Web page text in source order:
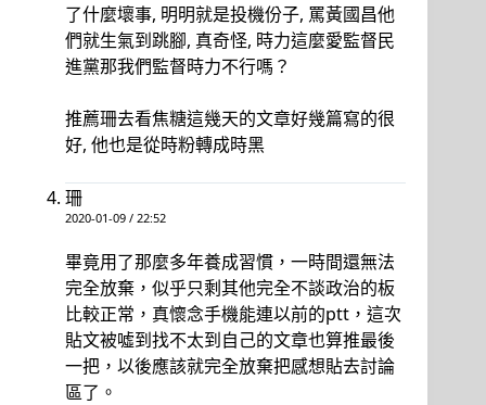
了什麼壞事, 明明就是投機份子, 罵黃國昌他
們就生氣到跳腳, 真奇怪, 時力這麼愛監督民
進黨那我們監督時力不行嗎？
推薦珊去看焦糖這幾天的文章好幾篇寫的很
好, 他也是從時粉轉成時黑
珊
2020-01-09 / 22:52
畢竟用了那麼多年養成習慣，一時間還無法
完全放棄，似乎只剩其他完全不談政治的板
比較正常，真懷念手機能連以前的ptt，這次
貼文被噓到找不太到自己的文章也算推最後
一把，以後應該就完全放棄把感想貼去討論
區了。